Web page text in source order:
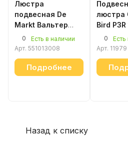
Люстра
подвесная De
Markt Вальтер
551013008
0
Есть в наличии
Арт. 551013008
Подробнее
люстра
Bird P3R
0
Есть
Арт. 11979
Назад к списку